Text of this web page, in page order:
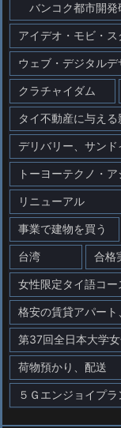
バンコク都市開発
アイデオ・モビ・ス
ウェブ・デジタルデ
クラチャイダム
タイ不動産に与える
デリバリー、サン
トーヨーテクノ・ア
リニューアル
事業で建物を買う
台湾 合格
女性限定タイ語コー
格安の賃貸アパー
第37回全日本大学
荷物預かり、配送
５Ｇエンジョイプラ